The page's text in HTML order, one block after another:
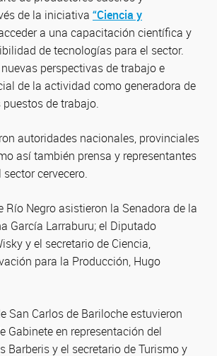
de la iniciativa “Ciencia y
a una capacitación científica y
de tecnologías para el sector.
perspectivas de trabajo e
de la actividad como generadora de
de trabajo.
autoridades nacionales, provinciales
así también prensa y representantes
cervecero.
Río Negro asistieron la Senadora de la
García Larraburu; el Diputado
y el secretario de Ciencia,
para la Producción, Hugo
San Carlos de Bariloche estuvieron
Gabinete en representación del
Barberis y el secretario de Turismo y